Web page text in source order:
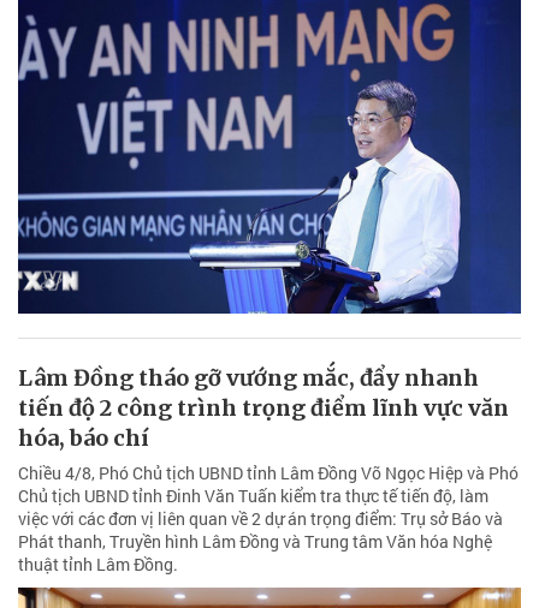
Lâm Đồng tháo gỡ vướng mắc, đẩy nhanh
tiến độ 2 công trình trọng điểm lĩnh vực văn
hóa, báo chí
Chiều 4/8, Phó Chủ tịch UBND tỉnh Lâm Đồng Võ Ngọc Hiệp và Phó
Chủ tịch UBND tỉnh Đinh Văn Tuấn kiểm tra thực tế tiến độ, làm
việc với các đơn vị liên quan về 2 dự án trọng điểm: Trụ sở Báo và
Phát thanh, Truyền hình Lâm Đồng và Trung tâm Văn hóa Nghệ
thuật tỉnh Lâm Đồng.